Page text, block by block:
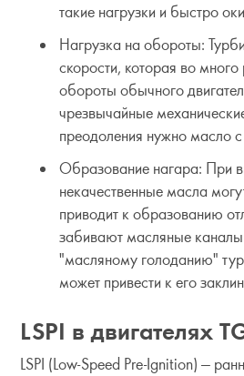
такие нагрузки и быстро
Нагрузка на обороты:
скорости, которая во
обороты обычного
чрезвычайные
преодоления нужно масло
Образование нагара: При
некачественные масла
приводит к образованию
забивают масляные каналы
"масляному голоданию"
может привести к его
LSPI в двигателях
LSPI (Low-Speed ​​Pre-Ignition) —